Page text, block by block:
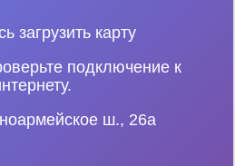
загрузить карту
подключение к
ш., 26a